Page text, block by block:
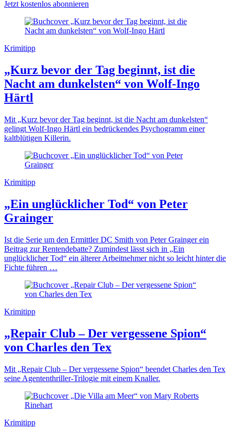
Jetzt kostenlos abonnieren
Krimitipp
„Kurz bevor der Tag beginnt, ist die
Nacht am dunkelsten“ von Wolf-Ingo
Härtl
Mit „Kurz bevor der Tag beginnt, ist die Nacht am dunkelsten“
gelingt Wolf-Ingo Härtl ein bedrückendes Psychogramm einer
kaltblütigen Killerin.
Krimitipp
„Ein unglücklicher Tod“ von Peter
Grainger
Ist die Serie um den Ermittler DC Smith von Peter Grainger ein
Beitrag zur Rentendebatte? Zumindest lässt sich in „Ein
unglücklicher Tod“ ein älterer Arbeitnehmer nicht so leicht hinter die
Fichte führen …
Krimitipp
„Repair Club – Der vergessene Spion“
von Charles den Tex
Mit „Repair Club – Der vergessene Spion“ beendet Charles den Tex
seine Agententhriller-Trilogie mit einem Knaller.
Krimitipp